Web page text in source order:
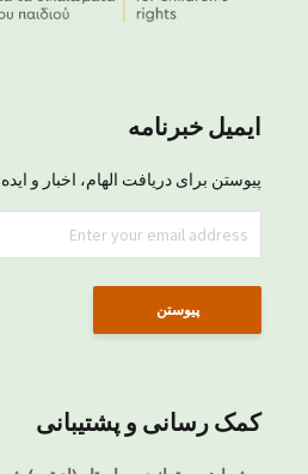
ایمیل خبرنامه
پیوستن برای دریافت الهام، اخبار و
کمک رسانی و پشتیبانی